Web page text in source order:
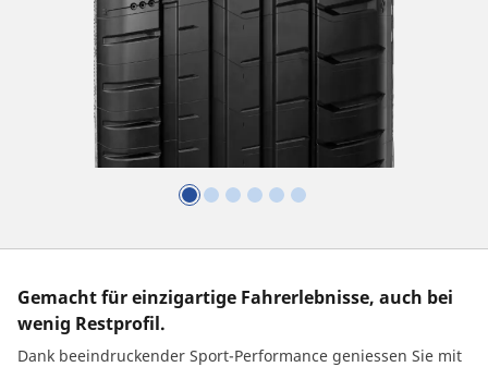
Gemacht für einzigartige Fahrerlebnisse, auch bei
wenig Restprofil.
Dank beeindruckender Sport-Performance geniessen Sie mit